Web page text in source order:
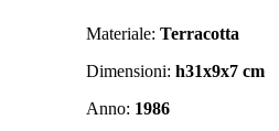
Materiale: Terracotta
Dimensioni: h31x9x7 cm
Anno: 1986